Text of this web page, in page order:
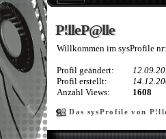
P!lleP@lle
P!lleP@lle
Willkommen im sysProfile nr:
Profil geändert:
Profil erstellt:
Anzahl Views:
1608
Das sysProfile von